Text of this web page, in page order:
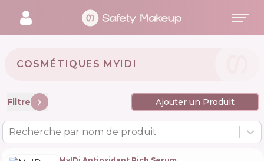
COSMÉTIQUES MYIDI 🇺🇦
Filtre Ajouter un Produit
Recherche par nom de produit